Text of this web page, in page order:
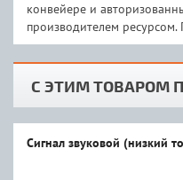
конвейере и
производителем
С ЭТИМ ТОВАРОМ
Сигнал звуковой (низкий